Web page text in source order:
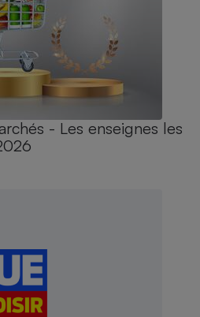
- Les enseignes les